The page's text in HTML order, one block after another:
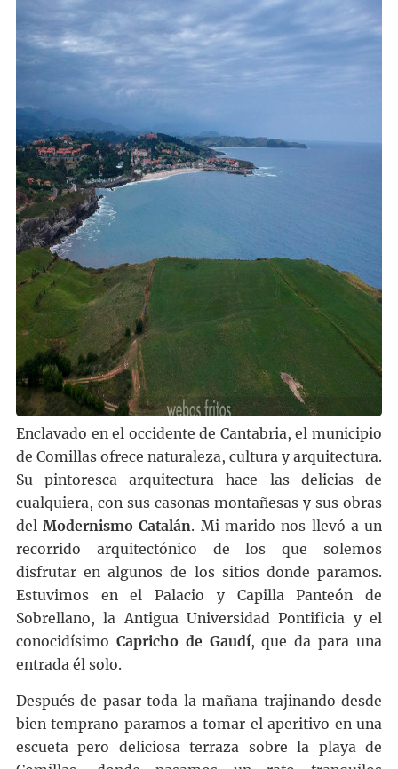
Enclavado en el occidente de Cantabria, el municipio
de Comillas ofrece naturaleza, cultura y arquitectura.
Su pintoresca arquitectura hace las delicias de
cualquiera, con sus casonas montañesas y sus obras
delModernismo Catalán. Mi marido nos llevó a un
recorrido arquitectónico de los que solemos
disfrutar en algunos de los sitios donde paramos.
Estuvimos en el Palacio y Capilla Panteón de
Sobrellano, la Antigua Universidad Pontificia y el
conocidísimo Capricho de Gaudí, que da para una
entrada él solo.
Después de pasar toda la mañana trajinando desde
bien temprano paramos a tomar el aperitivo en una
escueta pero deliciosa terraza sobre la playa de